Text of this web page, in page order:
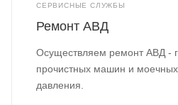
СЕРВИСНЫЕ СЛУЖБЫ
Ремонт АВД
Осуществляем ремонт АВД -
прочистных машин и моечных
давления.